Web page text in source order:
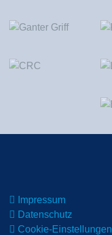
Impressum
Datenschutz
Cookie-Einstellungen